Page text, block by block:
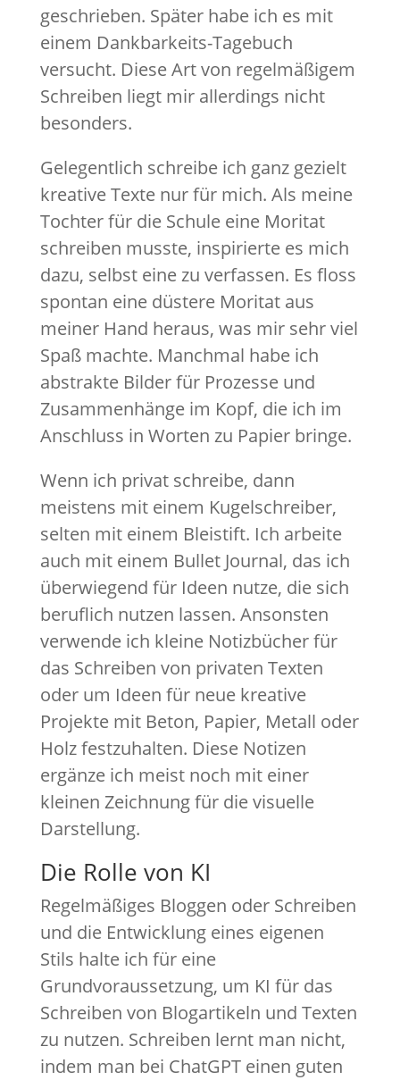
geschrieben. Später habe ich es mit
einem Dankbarkeits-Tagebuch
versucht. Diese Art von regelmäßigem
Schreiben liegt mir allerdings nicht
besonders.
Gelegentlich schreibe ich ganz gezielt
kreative Texte nur für mich. Als meine
Tochter für die Schule eine Moritat
schreiben musste, inspirierte es mich
dazu, selbst eine zu verfassen. Es floss
spontan eine düstere Moritat aus
meiner Hand heraus, was mir sehr viel
Spaß machte. Manchmal habe ich
abstrakte Bilder für Prozesse und
Zusammenhänge im Kopf, die ich im
Anschluss in Worten zu Papier bringe.
Wenn ich privat schreibe, dann
meistens mit einem Kugelschreiber,
selten mit einem Bleistift. Ich arbeite
auch mit einem Bullet Journal, das ich
überwiegend für Ideen nutze, die sich
beruflich nutzen lassen. Ansonsten
verwende ich kleine Notizbücher für
das Schreiben von privaten Texten
oder um Ideen für neue kreative
Projekte mit Beton, Papier, Metall oder
Holz festzuhalten. Diese Notizen
ergänze ich meist noch mit einer
kleinen Zeichnung für die visuelle
Darstellung.
Die Rolle von KI
Regelmäßiges Bloggen oder Schreiben
und die Entwicklung eines eigenen
Stils halte ich für eine
Grundvoraussetzung, um KI für das
Schreiben von Blogartikeln und Texten
zu nutzen. Schreiben lernt man nicht,
indem man bei ChatGPT einen guten